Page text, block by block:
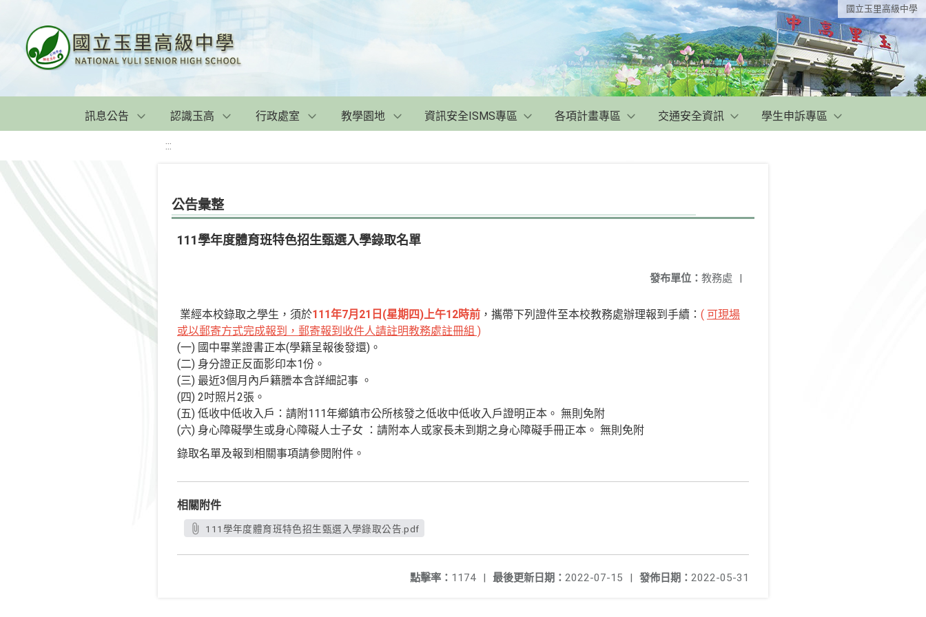
國立玉里高級中學
訊息公告 認識玉高 行政處室 教學園地 資訊安全ISMS專區 各項計畫專區 交通安全資訊 學生申訴專區
:::
公告彙整
111學年度體育班特色招生甄選入學錄取名單
發布單位： 教務處 |
業經本校錄取之學生，須於111年7月21日(星期四)上午12時前 ，攜帶下列證件至本校教務處辦理報到手續： ( 可現場
或以郵寄方式完成報到，郵寄報到收件人請註明教務處註冊組 )
(一) 國中畢業證書正本(學籍呈報後發還)。
(二) 身分證正反面影印本1份。
(三) 最近3個月內戶籍謄本含詳細記事 。
(四) 2吋照片2張。
(五) 低收中低收入戶：請附111年鄉鎮市公所核發之低收中低收入戶證明正本。 無則免附
(六) 身心障礙學生或身心障礙人士子女 ：請附本人或家長未到期之身心障礙手冊正本。 無則免附
錄取名單及報到相關事項請參閱附件。
相關附件
111學年度體育班特色招生甄選入學錄取公告.pdf
發佈日期： 2022-05-31
最後更新日期： 2022-07-15 |
點擊率： 1174 |